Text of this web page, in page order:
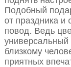
Подобный
от праздника и
повод. Ведь
универсальный
близкому
приятных